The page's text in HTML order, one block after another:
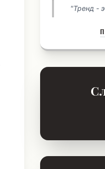
"Тренд -